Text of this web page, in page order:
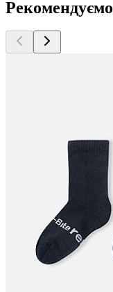
Рекомендуємо